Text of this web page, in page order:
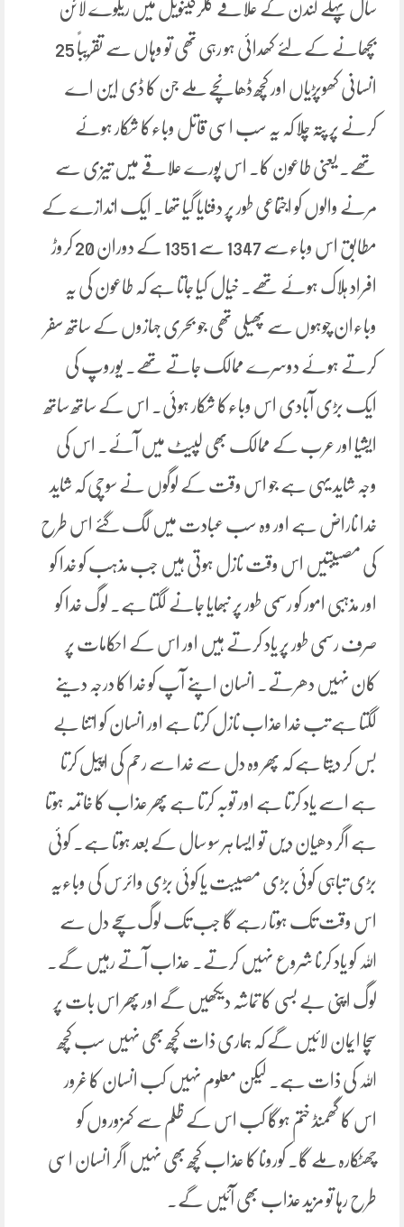
سال پہلے لندن کے علاقے کلرکینویل میں ریلوے لائن
بچھانے کے لئے کھدائی ہو رہی تھی تو وہاں سے تقریباً 25
انسانی کھوپڑیاں اور کچھ ڈھانچے ملے جن کا ڈی این اے
کرنے پر پتہ چلا کہ یہ سب اسی قاتل وباءکا شکار ہوئے
تھے۔ یعنی طاعون کا۔ اس پورے علاقے میں تیزی سے
مرنے والوں کو اجتماعی طور پر دفنایا گیا تھا۔ ایک اندازے کے
مطابق اس وباءسے 1347 سے 1351 کے دوران 20 کروڑ
افراد ہلاک ہوئے تھے۔ خیال کیا جاتا ہے کہ طاعون کی یہ
وباءان چوہوں سے پھیلی تھی جو بحری جہازوں کے ساتھ سفر
کرتے ہوئے دوسرے ممالک جاتے تھے۔ یوروپ کی
ایک بڑی آبادی اس وباءکا شکار ہوئی۔ اس کے ساتھ ساتھ
ایشیا اور عرب کے ممالک بھی لپیٹ میں آئے۔ اس کی
وجہ شاید یہی ہے جو اس وقت کے لوگوں نے سوچی کہ شاید
خدا ناراض ہے اور وہ سب عبادت میں لگ گئے اس طرح
کی مصیبتیں اس وقت نازل ہوتی ہیں جب مذہب کو خدا کو
اور مذہبی امور کو رسمی طور پر نبھایا جانے لگتا ہے۔ لوگ خدا کو
صرف رسمی طور پر یاد کرتے ہیں اور اس کے احکامات پر
کان نہیں دھرتے۔ انسان اپنے آپ کو خدا کا درجہ دینے
لگتا ہے تب خدا عذاب نازل کرتا ہے اور انسان کو اتنا بے
بس کر دیتا ہے کہ پھر وہ دل سے خدا سے رحم کی اپیل کرتا
ہے اسے یاد کرتا ہے اور توبہ کرتا ہے پھر عذاب کا خاتمہ ہوتا
ہے اگر دھیان دیں تو ایسا ہر سو سال کے بعد ہوتا ہے۔ کوئی
بڑی تباہی کوئی بڑی مصیبت یا کوئی بڑی وائرس کی وباءیہ
اس وقت تک ہوتا رہے گا جب تک لوگ سچے دل سے
اللہ کو یاد کرنا شروع نہیں کرتے۔ عذاب آتے رہیں گے۔
لوگ اپنی بے بسی کا تماشہ دیکھیں گے اور پھر اس بات پر
سچا ایمان لائیں گے کہ ہماری ذات کچھ بھی نہیں سب کچھ
اللہ کی ذات ہے۔ لیکن معلوم نہیں کب انسان کا غرور
اس کا گھمنڈ ختم ہوگا کب اس کے ظلم سے کمزوروں کو
چھٹکارہ ملے گا۔ کورونا کا عذاب کچھ بھی نہیں اگر انسان اسی
طرح رہا تو مزید عذاب بھی آئیں گے۔